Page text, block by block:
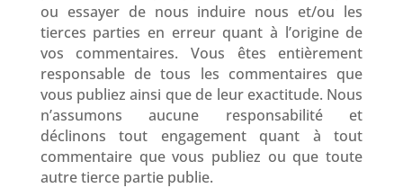
ou essayer de nous induire nous et/ou les
tierces parties en erreur quant à l’origine de
vos commentaires. Vous êtes entièrement
responsable de tous les commentaires que
vous publiez ainsi que de leur exactitude. Nous
n’assumons aucune responsabilité et
déclinons tout engagement quant à tout
commentaire que vous publiez ou que toute
autre tierce partie publie.